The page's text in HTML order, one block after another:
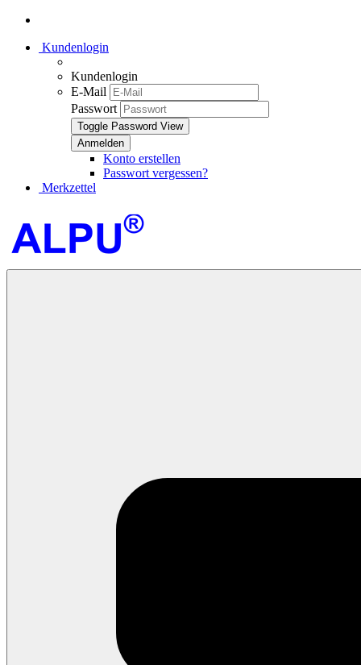
Kundenlogin
Kundenlogin
E-Mail
Passwort
Toggle Password View
Konto erstellen
Passwort vergessen?
Merkzettel